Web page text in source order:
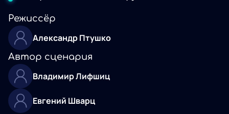
Режиссёр
Александр Птушко
Автор сценария
Владимир Лифшиц
Евгений Шварц